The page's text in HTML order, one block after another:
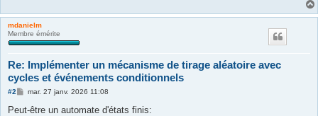
mdanielm
Membre émérite
Re: Implémenter un mécanisme de tirage aléatoire avec
cycles et événements conditionnels
#2
M
s
mar. 27 janv. 2026 11:08
Peut-être un automate d'états finis: